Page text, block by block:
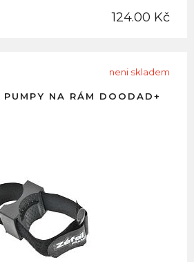
124.00 Kč
neni skladem
NA RÁM DOODAD+